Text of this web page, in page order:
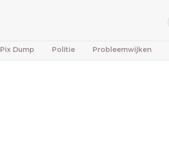
Pix Dump Politie Probleemwijken